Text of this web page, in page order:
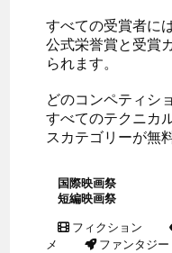
すべての受賞者に
公式栄誉賞と受賞
られます。
どのコンペティシ
すべてのテクニカ
スカテゴリーが無
国際映画祭
短編映画祭
フィクション
メ
ファンタジー